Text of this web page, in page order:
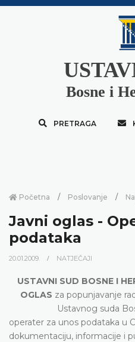
Bosne i
PRETRAGA
Početna Poslovanje
Javni oglas -
podataka
20.01.2009. NATJEČAJI
USTAVNI SUD BOSNE I
OGLAS za popunjavanje
Ustavnog suda
operater za unos podataka u
dokumentaciju, informacije i